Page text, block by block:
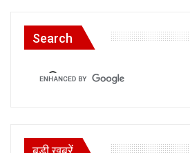
Search